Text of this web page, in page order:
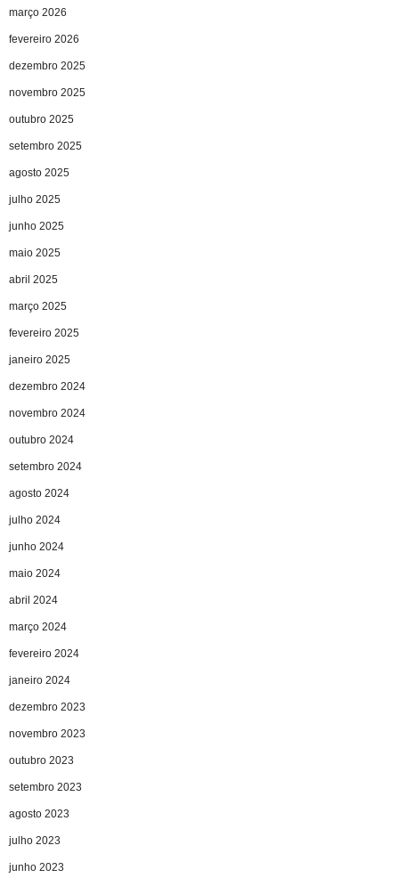
março 2026
fevereiro 2026
dezembro 2025
novembro 2025
outubro 2025
setembro 2025
agosto 2025
julho 2025
junho 2025
maio 2025
abril 2025
março 2025
fevereiro 2025
janeiro 2025
dezembro 2024
novembro 2024
outubro 2024
setembro 2024
agosto 2024
julho 2024
junho 2024
maio 2024
abril 2024
março 2024
fevereiro 2024
janeiro 2024
dezembro 2023
novembro 2023
outubro 2023
setembro 2023
agosto 2023
julho 2023
junho 2023